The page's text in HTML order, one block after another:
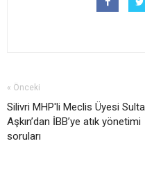
« Önceki
Silivri MHP'li Meclis Üyesi
Aşkın’dan İBB’ye atık yönetimi
soruları